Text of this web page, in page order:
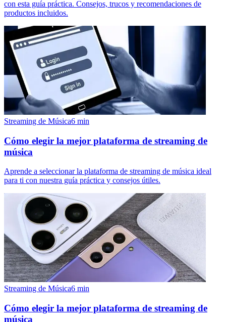
con esta guía práctica. Consejos, trucos y recomendaciones de
productos incluidos.
Streaming de Música6 min
Cómo elegir la mejor plataforma de streaming de
música
Aprende a seleccionar la plataforma de streaming de música ideal
para ti con nuestra guía práctica y consejos útiles.
Streaming de Música6 min
Cómo elegir la mejor plataforma de streaming de
música